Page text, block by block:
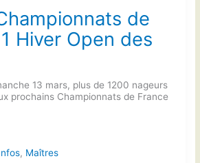
de
Hiver Open des
13 mars, plus de 1200 nageurs
prochains Championnats de France
, Maîtres